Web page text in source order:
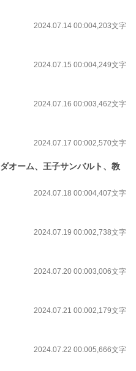
2024.07.14 00:004,203文字
2024.07.15 00:004,249文字
2024.07.16 00:003,462文字
2024.07.17 00:002,570文字
オーム、王子サンバルト、教
2024.07.18 00:004,407文字
2024.07.19 00:002,738文字
2024.07.20 00:003,006文字
2024.07.21 00:002,179文字
2024.07.22 00:005,666文字